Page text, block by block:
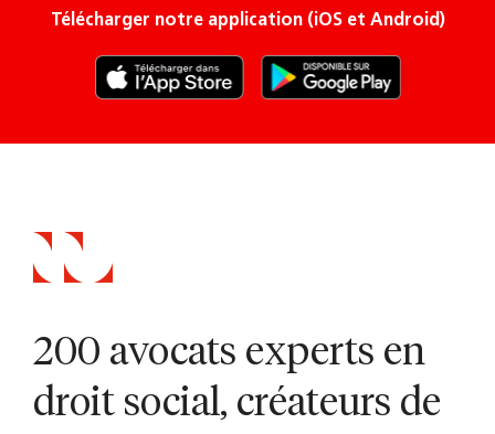
Télécharger notre application (iOS et Android)
200 avocats experts en
droit social, créateurs de